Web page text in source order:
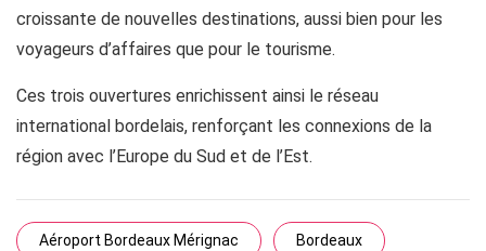
croissante de nouvelles destinations, aussi bien pour les
voyageurs d’affaires que pour le tourisme.
Ces trois ouvertures enrichissent ainsi le réseau
international bordelais, renforçant les connexions de la
région avec l’Europe du Sud et de l’Est.
Aéroport Bordeaux Mérignac Bordeaux